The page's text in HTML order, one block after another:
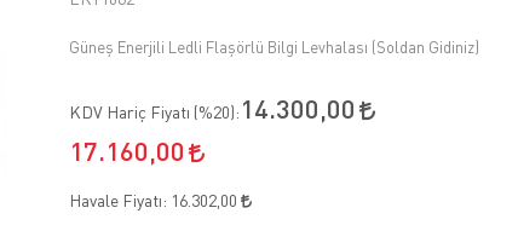
Güneş Enerjili Ledli Flaşörlü Bilgi Levhalası (Soldan Gidiniz)
KDV Hariç Fiyatı (%20): 14.300,00
17.160,00
Havale Fiyatı: 16.302,00